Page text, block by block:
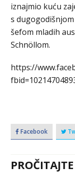
iznajmio kuću
s
šefom mladih
Schnöllom.
https://
Facebook